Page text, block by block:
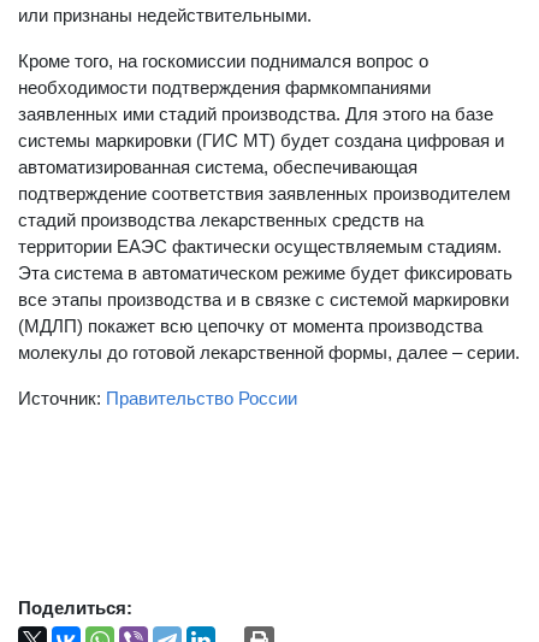
или признаны недействительными.
Кроме того, на госкомиссии поднимался вопрос о
необходимости подтверждения фармкомпаниями
заявленных ими стадий производства. Для этого на базе
системы маркировки (ГИС МТ) будет создана цифровая и
автоматизированная система, обеспечивающая
подтверждение соответствия заявленных производителем
стадий производства лекарственных средств на
территории ЕАЭС фактически осуществляемым стадиям.
Эта система в автоматическом режиме будет фиксировать
все этапы производства и в связке с системой маркировки
(МДЛП) покажет всю цепочку от момента производства
молекулы до готовой лекарственной формы, далее – серии.
Источник: Правительство России
Поделиться: